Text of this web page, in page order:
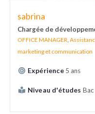
sabrina
Chargée de
OFFICE MANAGER
marketing et communication
Expérience 5 ans
Niveau d'études